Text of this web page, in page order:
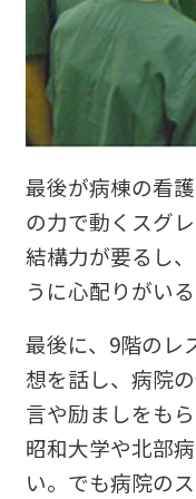
最後が病棟の看
の力で動くスグ
結構力が要るし
うに心配りがい
最後に、9階のレ
想を話し、病院
言や励ましをも
昭和大学や北部
い。でも病院の